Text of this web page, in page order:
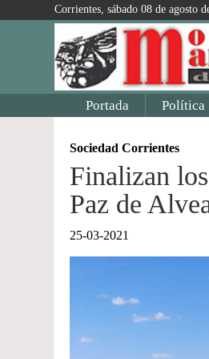
Corrientes, sábado 08 de agosto
Portada Política
Sociedad Corrientes
Finalizan
Paz de
25-03-2021